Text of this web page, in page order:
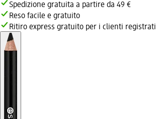
Spedizione gratuita a partire da 49 €
Reso facile e gratuito
Ritiro express gratuito per i clienti registrati